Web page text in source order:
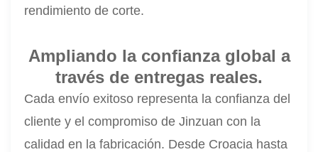
rendimiento de corte.
Ampliando la confianza global a
través de entregas reales.
Cada envío exitoso representa la confianza del
cliente y el compromiso de Jinzuan con la
calidad en la fabricación. Desde Croacia hasta